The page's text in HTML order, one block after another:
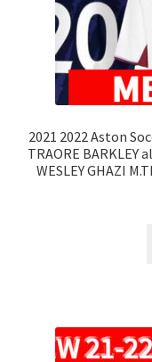
2021 2022 Aston
TRAORE
WESLEY GHAZI